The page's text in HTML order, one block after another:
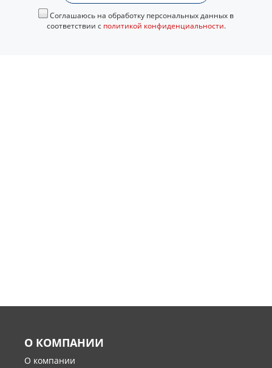
Соглашаюсь на обработку персональных данных в
соответствии с политикой конфиденциальности.
О КОМПАНИИ
О компании